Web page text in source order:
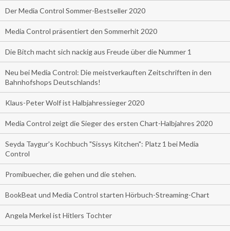
Der Media Control Sommer-Bestseller 2020
Media Control präsentiert den Sommerhit 2020
Die Bitch macht sich nackig aus Freude über die Nummer 1
Neu bei Media Control: Die meistverkauften Zeitschriften in den
Bahnhofshops Deutschlands!
Klaus-Peter Wolf ist Halbjahressieger 2020
Media Control zeigt die Sieger des ersten Chart-Halbjahres 2020
Seyda Taygur's Kochbuch "Sissys Kitchen": Platz 1 bei Media
Control
Promibuecher, die gehen und die stehen.
BookBeat und Media Control starten Hörbuch-Streaming-Chart
Angela Merkel ist Hitlers Tochter